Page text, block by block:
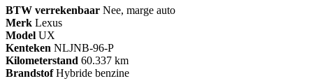
BTW verrekenbaar Nee, marge auto
Merk Lexus
Model UX
Kenteken NLJNB-96-P
Kilometerstand 60.337 km
Brandstof Hybride benzine